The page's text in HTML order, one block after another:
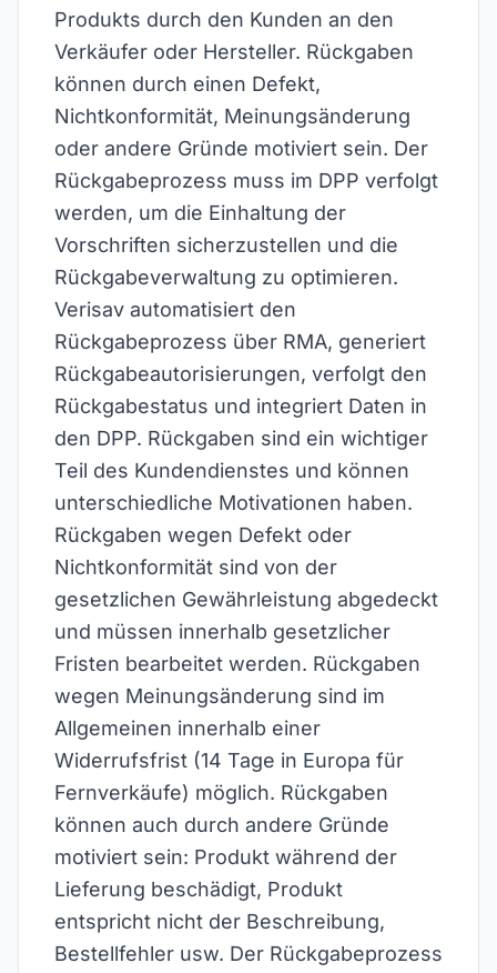
Produkts durch den Kunden an den
Verkäufer oder Hersteller. Rückgaben
können durch einen Defekt,
Nichtkonformität, Meinungsänderung
oder andere Gründe motiviert sein. Der
Rückgabeprozess muss im DPP verfolgt
werden, um die Einhaltung der
Vorschriften sicherzustellen und die
Rückgabeverwaltung zu optimieren.
Verisav automatisiert den
Rückgabeprozess über RMA, generiert
Rückgabeautorisierungen, verfolgt den
Rückgabestatus und integriert Daten in
den DPP. Rückgaben sind ein wichtiger
Teil des Kundendienstes und können
unterschiedliche Motivationen haben.
Rückgaben wegen Defekt oder
Nichtkonformität sind von der
gesetzlichen Gewährleistung abgedeckt
und müssen innerhalb gesetzlicher
Fristen bearbeitet werden. Rückgaben
wegen Meinungsänderung sind im
Allgemeinen innerhalb einer
Widerrufsfrist (14 Tage in Europa für
Fernverkäufe) möglich. Rückgaben
können auch durch andere Gründe
motiviert sein: Produkt während der
Lieferung beschädigt, Produkt
entspricht nicht der Beschreibung,
Bestellfehler usw. Der Rückgabeprozess